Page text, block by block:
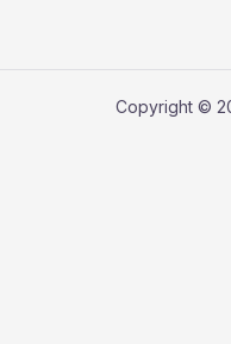
Copyright ©